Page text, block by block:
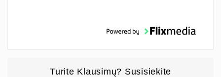
Turite Klausimų? Susisiekite